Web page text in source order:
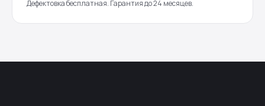
Дефектовка бесплатная. Гарантия до 24 месяцев.